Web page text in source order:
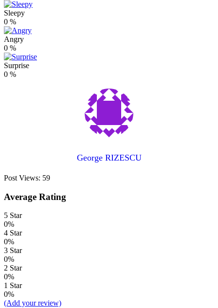
Sleepy
0 %
Angry
0 %
Surprise
0 %
George RIZESCU
Post Views: 59
Average Rating
5 Star
0%
4 Star
0%
3 Star
0%
2 Star
0%
1 Star
0%
(Add your review)